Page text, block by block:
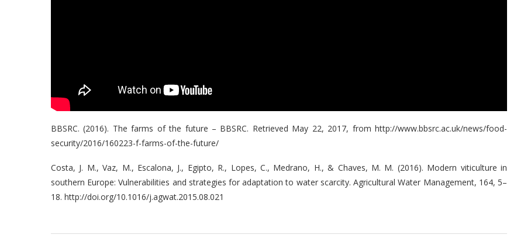
BBSRC. (2016). The farms of the future – BBSRC. Retrieved May 22, 2017, from http://www.bbsrc.ac.uk/news/food-
security/2016/160223-f-farms-of-the-future/
Costa, J. M., Vaz, M., Escalona, J., Egipto, R., Lopes, C., Medrano, H., & Chaves, M. M. (2016). Modern viticulture in
southern Europe: Vulnerabilities and strategies for adaptation to water scarcity. Agricultural Water Management, 164, 5–
18. http://doi.org/10.1016/j.agwat.2015.08.021